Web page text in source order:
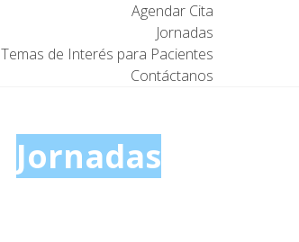
Agendar Cita
Jornadas
Temas de Interés para Pacientes
Contáctanos
Jornadas